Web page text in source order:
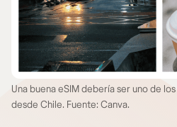
Una buena eSIM debería ser uno de
desde Chile. Fuente: Canva.